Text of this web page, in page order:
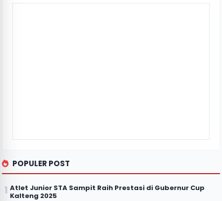
POPULER POST
Atlet Junior STA Sampit Raih Prestasi di Gubernur Cup
Kalteng 2025